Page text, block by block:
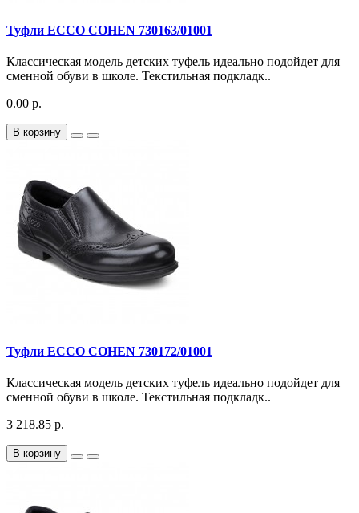
Туфли ECCO COHEN 730163/01001
Классическая модель детских туфель идеально подойдет для
сменной обуви в школе. Текстильная подкладк..
0.00 р.
В корзину
Туфли ECCO COHEN 730172/01001
Классическая модель детских туфель идеально подойдет для
сменной обуви в школе. Текстильная подкладк..
3 218.85 р.
В корзину